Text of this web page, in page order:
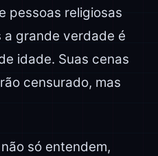
pessoas religiosas
a grande verdade é
idade. Suas cenas
censurado, mas
só entendem,